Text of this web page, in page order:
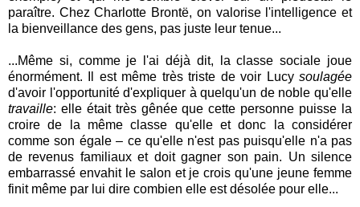
paraître. Chez Charlotte Brontë, on valorise l'intelligence et
la bienveillance des gens, pas juste leur tenue...
...Même si, comme je l'ai déjà dit, la classe sociale joue
énormément. Il est même très triste de voir Lucy soulagée
d'avoir l'opportunité d'expliquer à quelqu'un de noble qu'elle
travaille: elle était très gênée que cette personne puisse la
croire de la même classe qu'elle et donc la considérer
comme son égale – ce qu'elle n'est pas puisqu'elle n'a pas
de revenus familiaux et doit gagner son pain. Un silence
embarrassé envahit le salon et je crois qu'une jeune femme
finit même par lui dire combien elle est désolée pour elle...